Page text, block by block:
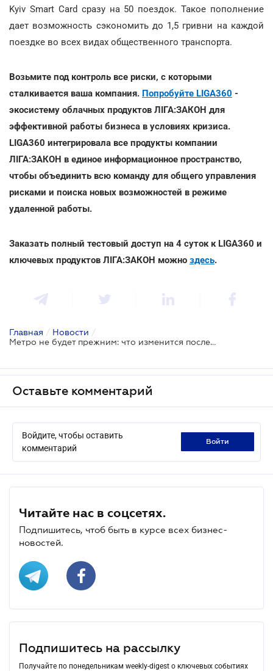
Kyiv Smart Card сразу на 50 поездок. Такое пополнение
дает возможность сэкономить до 1,5 гривни на каждой
поездке во всех видах общественного транспорта.
Возьмите под контроль все риски, с которыми
сталкивается ваша компания. Попробуйте LIGA360 -
экосистему облачных продуктов ЛІГА:ЗАКОН для
эффективной работы бизнеса в условиях кризиса.
LIGA360 интегрировала все продукты компании
ЛІГА:ЗАКОН в единое информационное пространство,
чтобы объединить всю команду для общего управления
рисками и поиска новых возможностей в режиме
удаленной работы.
Заказать полный тестовый доступ на 4 суток к LIGA360 и
ключевых продуктов ЛІГА:ЗАКОН можно здесь.
Главная / Новости /
Метро не будет прежним: что изменится после карантина
Оставьте комментарий
Войдите, чтобы оставить
комментарий
войти
Читайте нас в соцсетях.
Подпишитесь, чтоб быть в курсе всех бизнес-
новостей.
Подпишитесь на рассылку
Получайте по понедельникам weekly-digest о ключевых событиях